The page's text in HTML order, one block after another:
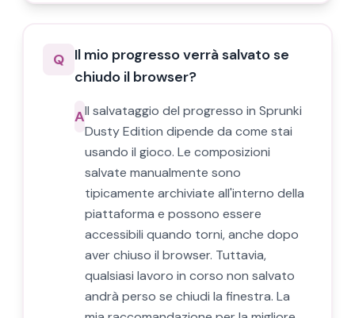
Q Il mio progresso verrà salvato se
chiudo il browser?
AIl salvataggio del progresso in Sprunki
Dusty Edition dipende da come stai
usando il gioco. Le composizioni
salvate manualmente sono
tipicamente archiviate all'interno della
piattaforma e possono essere
accessibili quando torni, anche dopo
aver chiuso il browser. Tuttavia,
qualsiasi lavoro in corso non salvato
andrà perso se chiudi la finestra. La